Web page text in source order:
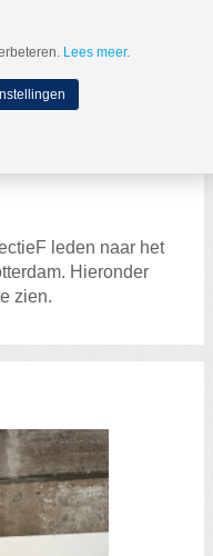
MENU
leden naar het
Hieronder
zien.
Lees meer.